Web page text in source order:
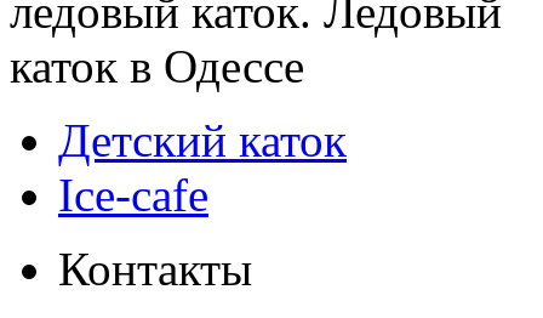
Детский каток
Ice-cafe
Контакты